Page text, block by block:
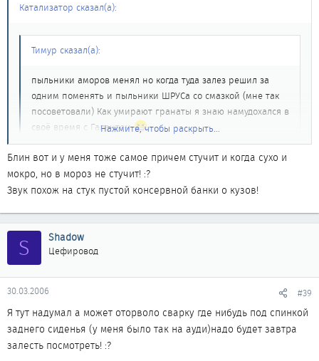
Катализатор сказал(а):
Тимур сказал(а):
пыльники аморов менял но когда туда залез решил за
одним поменять и пыльники ШРУСа со смазкой (мне так
посоветовали) Как умирают гранаты я знаю намудохался в
своё время с Галантом
Сегодня с кентом катались даже в багажнике
поочереди...Я в шоке
теперь как нам обоим
показалось звук идет от.... стойки слева та что между
дверями где ремень безопастности весит, ну
несколько дней потом опять появляется наверное
поэтому его тяжело засечь СТОшники сказали как застучит
приезжай посмотрим
Нажмите, чтобы раскрыть...
Нажмите, чтобы раскрыть...
Блин вот и у меня тоже самое причем стучит и когда сухо и
мокро, но в мороз не стучит! :?
Звук похож на стук пустой консервной банки о кузов!
S Shadow
Цефировод
30.03.2006 #39
Я тут надумал а может оторволо сварку где нибудь под спинкой
заднего сиденья (у меня было так на ауди)надо будет завтра
залесть посмотреть! :?